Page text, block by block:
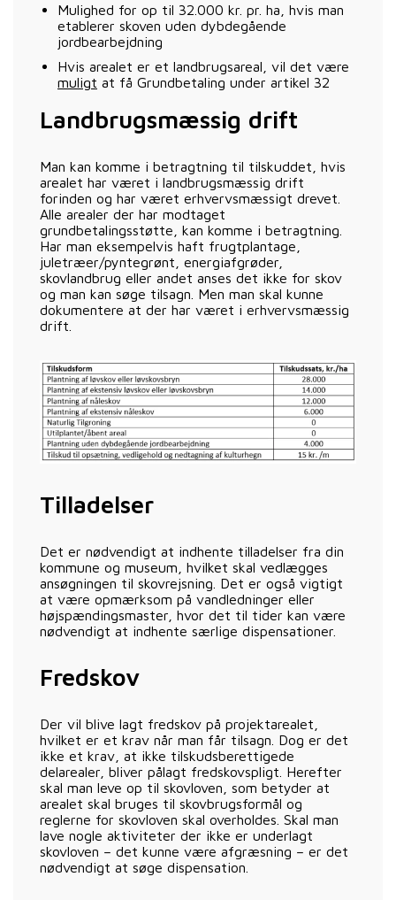
Mulighed for op til 32.000 kr. pr. ha, hvis man
etablerer skoven uden dybdegående
jordbearbejdning
Hvis arealet er et landbrugsareal, vil det være
muligt at få Grundbetaling under artikel 32
Landbrugsmæssig drift
Man kan komme i betragtning til tilskuddet, hvis
arealet har været i landbrugsmæssig drift
forinden og har været erhvervsmæssigt drevet.
Alle arealer der har modtaget
grundbetalingsstøtte, kan komme i betragtning.
Har man eksempelvis haft frugtplantage,
juletræer/pyntegrønt, energiafgrøder,
skovlandbrug eller andet anses det ikke for skov
og man kan søge tilsagn. Men man skal kunne
dokumentere at der har været i erhvervsmæssig
drift.
Tilladelser
Det er nødvendigt at indhente tilladelser fra din
kommune og museum, hvilket skal vedlægges
ansøgningen til skovrejsning. Det er også vigtigt
at være opmærksom på vandledninger eller
højspændingsmaster, hvor det til tider kan være
nødvendigt at indhente særlige dispensationer.
Fredskov
Der vil blive lagt fredskov på projektarealet,
hvilket er et krav når man får tilsagn. Dog er det
ikke et krav, at ikke tilskudsberettigede
delarealer, bliver pålagt fredskovspligt. Herefter
skal man leve op til skovloven, som betyder at
arealet skal bruges til skovbrugsformål og
reglerne for skovloven skal overholdes. Skal man
lave nogle aktiviteter der ikke er underlagt
skovloven – det kunne være afgræsning – er det
nødvendigt at søge dispensation.